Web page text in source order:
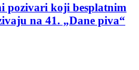
pozivari koji besplatnim
na 41. „Dane piva“